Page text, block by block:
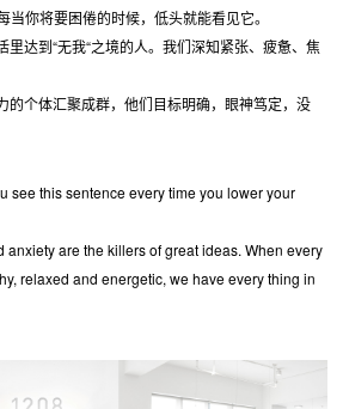
你将要困倦的时候，低头就能看见它。
达到“无我“之境的人。我们深知紧张、疲惫、焦
的个体汇聚成群，他们目标明确，眼神笃定，没
see this sentence every time you lower your
anxiety are the killers of great ideas. When every
relaxed and energetic, we have every thing in